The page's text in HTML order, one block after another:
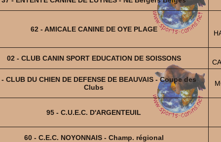
62 - AMICALE CANINE DE OYE PLAGE
02 - CLUB CANIN SPORT EDUCATION DE SOISSONS
CLUB DU CHIEN DE DEFENSE DE BEAUVAIS - Coupe des
Clubs
95 - C.U.E.C. D'ARGENTEUIL
60 - C.E.C. NOYONNAIS - Champ. régional